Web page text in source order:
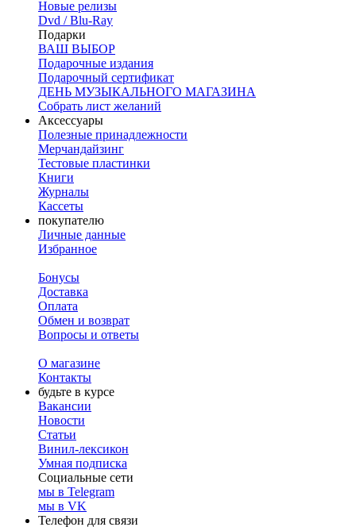
Новые релизы
Dvd / Blu-Ray
Подарки
ВАШ ВЫБОР
Подарочные издания
Подарочный сертификат
ДЕНЬ МУЗЫКАЛЬНОГО МАГАЗИНА
Собрать лист желаний
Аксессуары
Полезные принадлежности
Мерчандайзинг
Тестовые пластинки
Книги
Журналы
Кассеты
покупателю
Личные данные
Избранное
Бонусы
Доставка
Оплата
Обмен и возврат
Вопросы и ответы
О магазине
Контакты
будьте в курсе
Вакансии
Новости
Статьи
Винил-лексикон
Умная подписка
Социальные сети
мы в Telegram
мы в VK
Телефон для связи